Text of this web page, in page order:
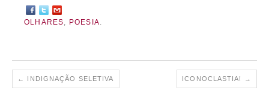
OLHARES, POESIA.
← INDIGNAÇÃO SELETIVA ICONOCLASTIA! →